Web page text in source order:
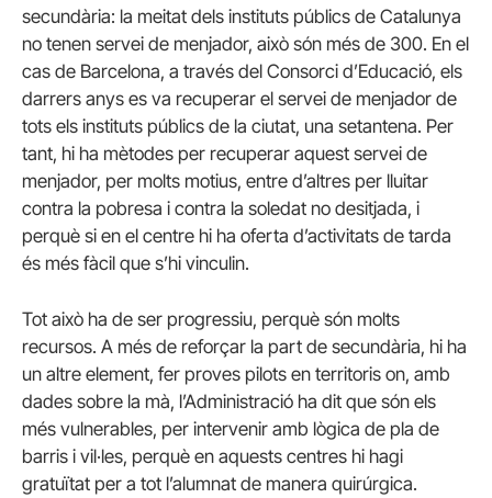
secundària: la meitat dels instituts públics de Catalunya
no tenen servei de menjador, això són més de 300. En el
cas de Barcelona, a través del Consorci d’Educació, els
darrers anys es va recuperar el servei de menjador de
tots els instituts públics de la ciutat, una setantena. Per
tant, hi ha mètodes per recuperar aquest servei de
menjador, per molts motius, entre d’altres per lluitar
contra la pobresa i contra la soledat no desitjada, i
perquè si en el centre hi ha oferta d’activitats de tarda
és més fàcil que s’hi vinculin.
Tot això ha de ser progressiu, perquè són molts
recursos. A més de reforçar la part de secundària, hi ha
un altre element, fer proves pilots en territoris on, amb
dades sobre la mà, l’Administració ha dit que són els
més vulnerables, per intervenir amb lògica de pla de
barris i vil·les, perquè en aquests centres hi hagi
gratuïtat per a tot l’alumnat de manera quirúrgica.